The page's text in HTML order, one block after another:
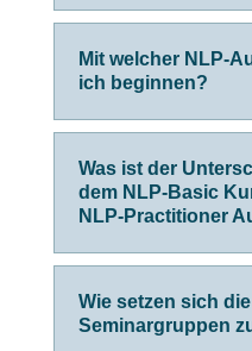
Mit welcher NLP-
ich beginnen?
Was ist der
dem NLP-Basic
NLP-Practitioner
Wie setzen sich die
Seminargruppen